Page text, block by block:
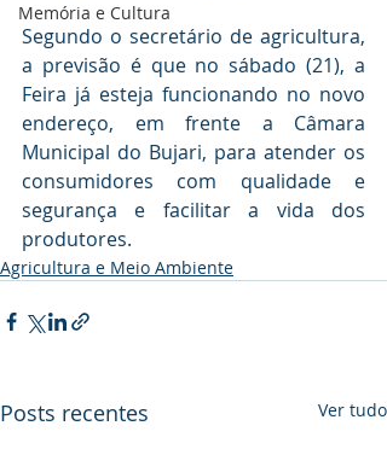
Memória e Cultura
Segundo o secretário de agricultura,
a previsão é que no sábado (21), a
Feira já esteja funcionando no novo
endereço, em frente a Câmara
Municipal do Bujari, para atender os
consumidores com qualidade e
segurança e facilitar a vida dos
produtores.
Agricultura e Meio Ambiente
Posts recentes Ver tudo